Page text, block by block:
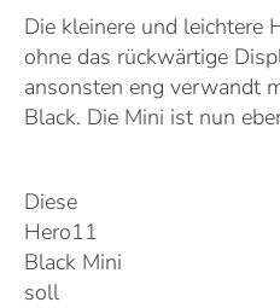
Die kleinere und leichtere
ohne das rückwärtige
ansonsten eng verwandt
Black. Die Mini ist nun
Diese
Hero11
Black Mini
soll